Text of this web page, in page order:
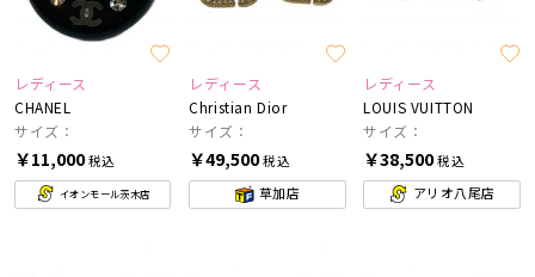
レディース
CHANEL
サイズ：
￥11,000税込
イオンモール茨木店
レディース
Christian Dior
サイズ：
￥49,500税込
草加店
レディース
LOUIS VUITTON
サイズ：
￥38,500税込
アリオ八尾店